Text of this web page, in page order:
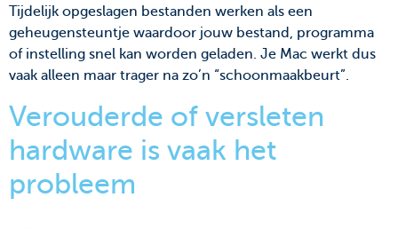
Tijdelijk opgeslagen bestanden werken als een
geheugensteuntje waardoor jouw bestand, programma
of instelling snel kan worden geladen. Je Mac werkt dus
vaak alleen maar trager na zo’n “schoonmaakbeurt”.
Verouderde of versleten
hardware is vaak het
probleem